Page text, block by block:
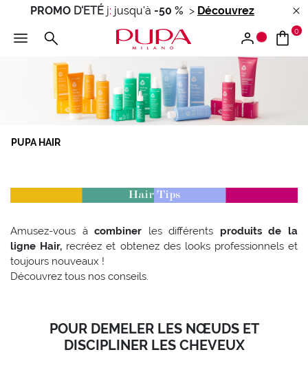
PROMO D'ETÉ j: jusqu'à -50 % > Découvrez
0
PUPA HAIR
Amusez-vous àcombiner les différents produits de la
ligne Hair, recréez et obtenez des looks professionnels et
toujours nouveaux !
Découvrez tous nos conseils.
POUR DEMELER LES NŒUDS ET
DISCIPLINER LES CHEVEUX